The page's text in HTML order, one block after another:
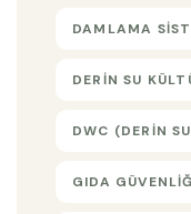
DAMLAMA
DERIN SU
DWC (DERIN
GIDA